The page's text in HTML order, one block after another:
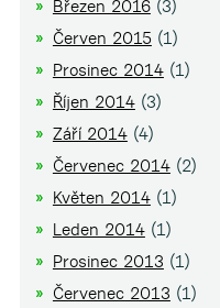
Březen 2016(3)
Červen 2015(1)
Prosinec 2014(1)
Říjen 2014(3)
Září 2014(4)
Červenec 2014(2)
Květen 2014(1)
Leden 2014(1)
Prosinec 2013 (1)
Červenec 2013 (1)